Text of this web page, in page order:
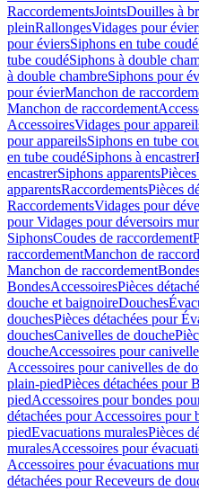
RaccordementsJointsDouilles à
pleinRallongesVidages pour
pour éviersSiphons en tube coudé
tube coudéSiphons à double
à double chambreSiphons pour
pour évierManchon de
Manchon de raccordement
AccessoiresVidages pour
pour appareilsSiphons en tube
en tube coudéSiphons à encastrer
encastrerSiphons apparents
apparentsRaccordementsPièces
RaccordementsVidages pour
pour Vidages pour déversoirs
SiphonsCoudes de raccordement
raccordementManchon de
Manchon de raccordement
BondesAccessoiresPièces
douche et baignoireDouches
douchesPièces détachées pour
douchesCanivelles de douche
doucheAccessoires pour
Accessoires pour canivelles de
plain-piedPièces détachées pour
piedAccessoires pour bondes
détachées pour Accessoires
piedEvacuations muralesPièces
muralesAccessoires pour
Accessoires pour évacuations
détachées pour Receveurs de